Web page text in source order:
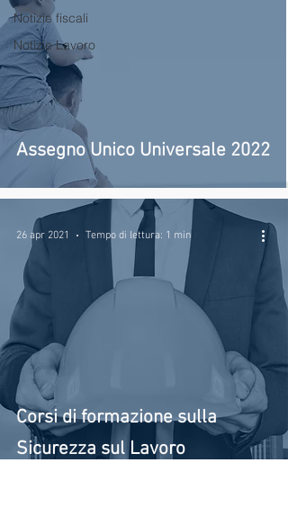
Notizie fiscali
Notizie Lavoro
Assegno Unico Universale 2022
Corsi di formazione sulla
Sicurezza sul Lavoro
26 apr 2021 Tempo di lettura: 1 min